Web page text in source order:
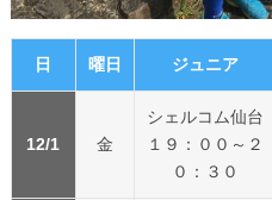
日 曜日 ジュニア
12/1 金
シェルコム仙台
１９：００～２
０：３０